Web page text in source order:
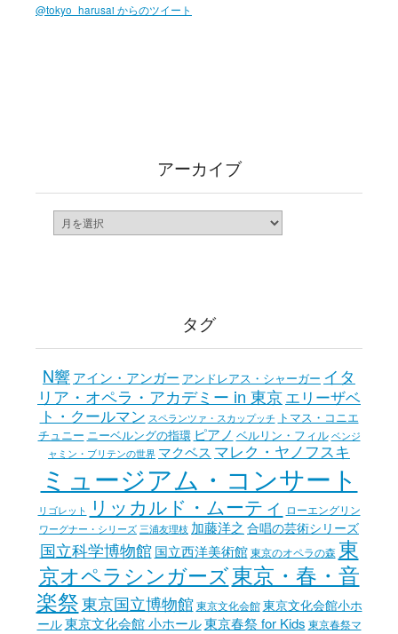
@tokyo_harusai からのツイート
アーカイブ
タグ
N響アイン・アンガー アンドレアス・シャーガー イタ
リア・オペラ・アカデミー in 東京エリーザベ
ト・クールマン スペランツァ・スカップッチ トマス・コニエ
チュニー ニーベルングの指環 ピアノ ベルリン・フィル ベンジ
ャミン・ブリテンの世界 マクベス マレク・ヤノフスキ
ミュージアム・コンサート
リゴレット リッカルド・ムーティ ローエングリン
ワーグナー・シリーズ 三浦友理枝 加藤洋之 合唱の芸術シリーズ
国立科学博物館 国立西洋美術館 東京のオペラの森 東
京オペラシンガーズ東京・春・音
楽祭東京国立博物館 東京文化会館 東京文化会館小ホ
ール東京文化会館 小ホール東京春祭 for Kids 東京春祭マ